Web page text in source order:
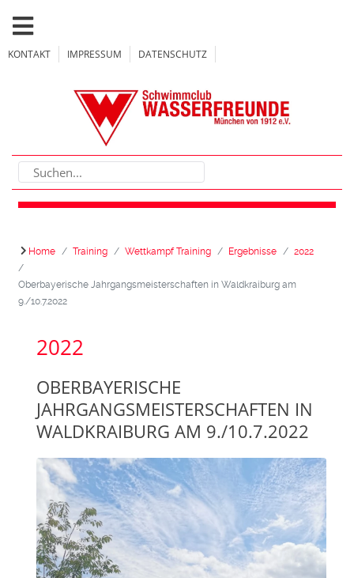
KONTAKT IMPRESSUM DATENSCHUTZ
Home Training Wettkampf Training Ergebnisse 2022
Oberbayerische Jahrgangsmeisterschaften in Waldkraiburg am
9./10.7.2022
2022
OBERBAYERISCHE
JAHRGANGSMEISTERSCHAFTEN IN
WALDKRAIBURG AM 9./10.7.2022